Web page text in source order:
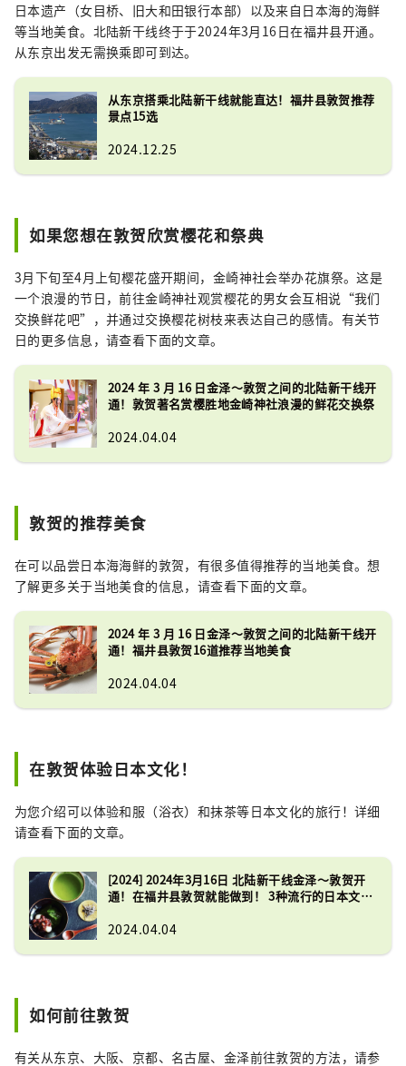
日本遗产（女目桥、旧大和田银行本部）以及来自日本海的海鲜
等当地美食。北陆新干线终于于2024年3月16日在福井县开通。
从东京出发无需换乘即可到达。
从东京搭乘北陆新干线就能直达！福井县敦贺推荐
景点15选
2024.12.25
如果您想在敦贺欣赏樱花和祭典
3月下旬至4月上旬樱花盛开期间，金崎神社会举办花旗祭。这是
一个浪漫的节日，前往金崎神社观赏樱花的男女会互相说“我们
交换鲜花吧”，并通过交换樱花树枝来表达自己的感情。有关节
日的更多信息，请查看下面的文章。
2024 年 3 月 16 日金泽～敦贺之间的北陆新干线开
通！敦贺著名赏樱胜地金崎神社浪漫的鲜花交换祭
2024.04.04
敦贺的推荐美食
在可以品尝日本海海鲜的敦贺，有很多值得推荐的当地美食。想
了解更多关于当地美食的信息，请查看下面的文章。
2024 年 3 月 16 日金泽～敦贺之间的北陆新干线开
通！福井县敦贺16道推荐当地美食
2024.04.04
在敦贺体验日本文化！
为您介绍可以体验和服（浴衣）和抹茶等日本文化的旅行！详细
请查看下面的文章。
[2024] 2024年3月16日 北陆新干线金泽～敦贺开
通！在福井县敦贺就能做到！ 3种流行的日本文化
2024.04.04
如何前往敦贺
有关从东京、大阪、京都、名古屋、金泽前往敦贺的方法，请参